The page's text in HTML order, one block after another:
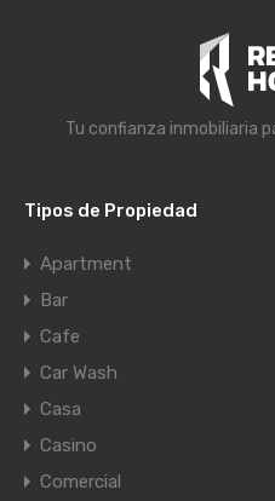
Tu confianza inmobiliaria
Tipos de Propiedad
Apartment
Bar
Cafe
Car Wash
Casa
Casino
Comercial